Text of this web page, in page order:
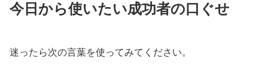
今日から使いたい成功者の口ぐせ
迷ったら次の言葉を使ってみてください。